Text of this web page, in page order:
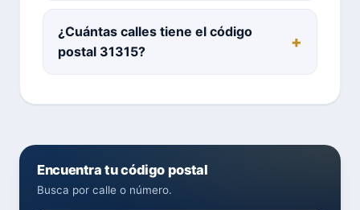
¿Cuántas calles tiene el código
postal 31315?
Encuentra tu código postal
Busca por calle o número.